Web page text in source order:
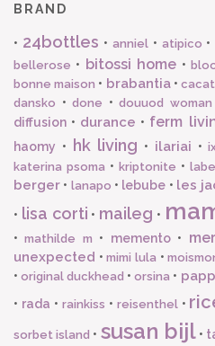
BRAND
• 24bottles • anniel• atipico •
bellerose • bitossi home •
bonne maison • brabantia•
dansko • done • douuod woman
diffusion • durance • ferm
haomy • hk living • ilariai •
katerina psoma • kriptonite •
berger • lanapo • lebube • les
• lisa corti • maileg •
•mathilde m • memento•
unexpected •mimi lula •
•original duckhead •orsina •
• rada • rainkiss • reisenthel•
sorbet island • susan bijl•